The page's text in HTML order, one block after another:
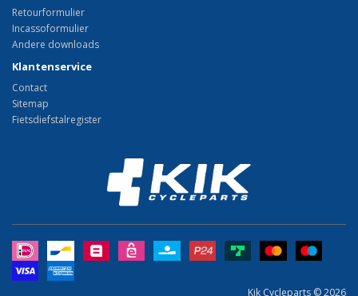
Retourformulier
Incassoformulier
Andere downloads
Klantenservice
Contact
Sitemap
Fietsdiefstalregister
Kik Cycleparts © 2026